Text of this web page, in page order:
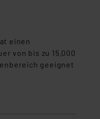
einen
von bis zu 15.000
geeignet